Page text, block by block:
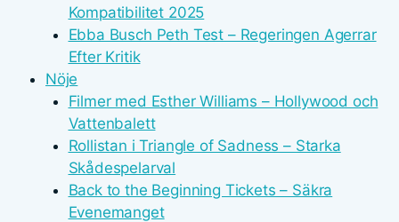
Kompatibilitet 2025
Ebba Busch Peth Test – Regeringen Agerrar
Efter Kritik
Nöje
Filmer med Esther Williams – Hollywood och
Vattenbalett
Rollistan i Triangle of Sadness – Starka
Skådespelarval
Back to the Beginning Tickets – Säkra
Evenemanget